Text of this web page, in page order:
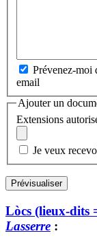
Prévenez-moi
email
Ajouter un
Extensions
Je veux
Lòcs (lieux-dits
Lasserre :